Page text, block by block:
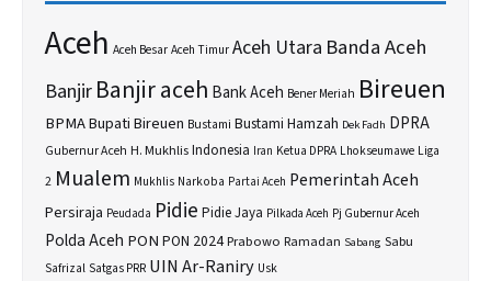
Aceh Aceh BesarAceh TimurAceh Utara Banda Aceh
BanjirBanjir aceh Bank Aceh Bener Meriah Bireuen
BPMABupati Bireuen Bustami Bustami Hamzah Dek Fadh DPRA
Gubernur Aceh H. MukhlisIndonesia Iran Ketua DPRA Lhokseumawe Liga
2 Mualem Mukhlis Narkoba Partai Aceh Pemerintah Aceh
Persiraja Peudada Pidie Pidie Jaya Pilkada Aceh Pj Gubernur Aceh
Polda Aceh PON PON 2024Prabowo Ramadan Sabang Sabu
SafrizalSatgas PRR UIN Ar-Raniry Usk